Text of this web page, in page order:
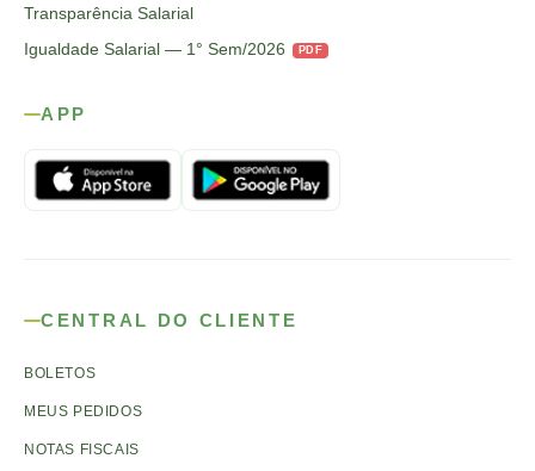
Transparência Salarial
Igualdade Salarial — 1° Sem/2026
PDF
APP
CENTRAL DO CLIENTE
BOLETOS
MEUS PEDIDOS
NOTAS FISCAIS